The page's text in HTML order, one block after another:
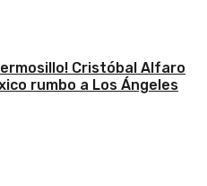
Cristóbal Alfaro
rumbo a Los Ángeles